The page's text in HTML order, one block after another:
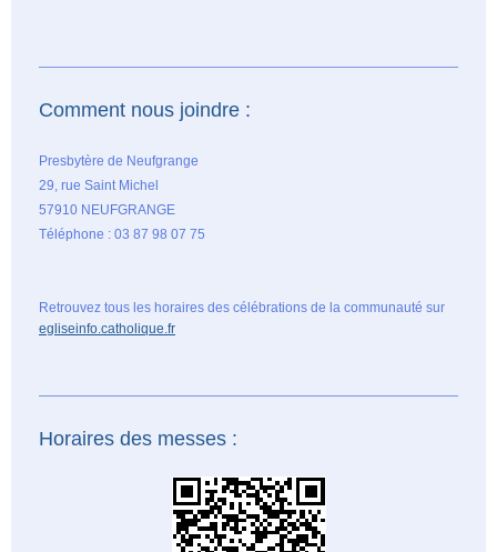
Comment nous joindre :
Presbytère de Neufgrange
29, rue Saint Michel
57910 NEUFGRANGE
Téléphone : 03 87 98 07 75
Retrouvez tous les horaires des célébrations de la communauté sur
egliseinfo.catholique.fr
Horaires des messes :